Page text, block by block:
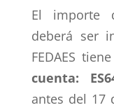
El importe
deberá ser
FEDAES
cuenta:
antes del 17